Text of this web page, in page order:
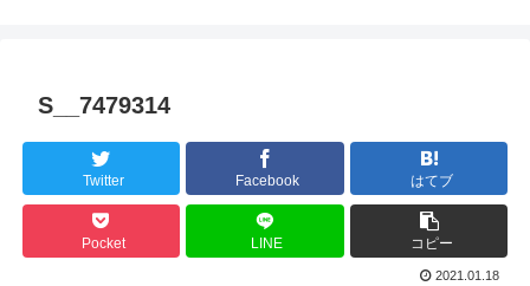
S__7479314
Twitter Facebook はてブ
Pocket LINE コピー
2021.01.18